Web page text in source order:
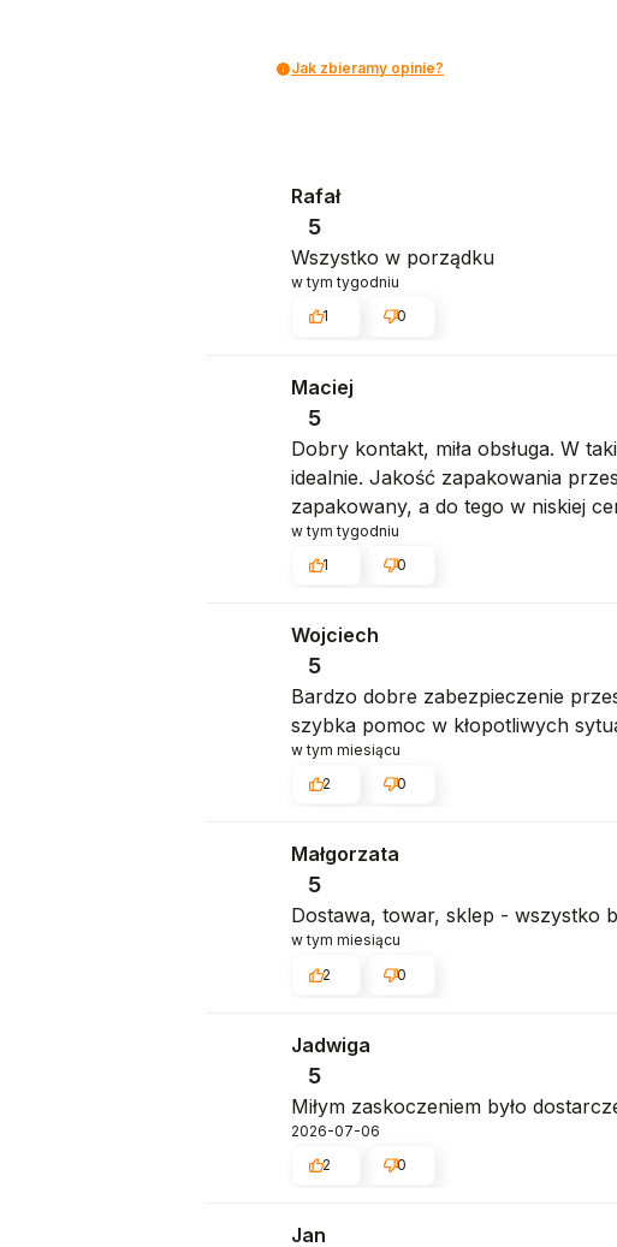
Jak zbieramy opinie?
Rafał
5
Wszystko w porządku
w tym tygodniu
1
0
Maciej
5
Dobry kontakt, miła obsługa. W
idealnie. Jakość zapakowania
zapakowany, a do tego w niskiej
w tym tygodniu
1
0
Wojciech
5
Bardzo dobre zabezpieczenie
szybka pomoc w kłopotliwych
w tym miesiącu
2
0
Małgorzata
5
Dostawa, towar, sklep - wszystko
w tym miesiącu
2
0
Jadwiga
5
Miłym zaskoczeniem było
2026-07-06
2
0
Jan